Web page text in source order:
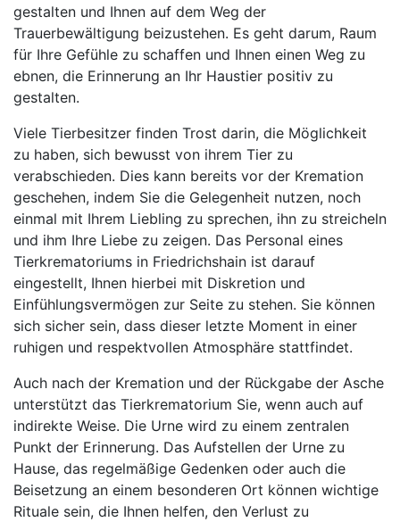
gestalten und Ihnen auf dem Weg der
Trauerbewältigung beizustehen. Es geht darum, Raum
für Ihre Gefühle zu schaffen und Ihnen einen Weg zu
ebnen, die Erinnerung an Ihr Haustier positiv zu
gestalten.
Viele Tierbesitzer finden Trost darin, die Möglichkeit
zu haben, sich bewusst von ihrem Tier zu
verabschieden. Dies kann bereits vor der Kremation
geschehen, indem Sie die Gelegenheit nutzen, noch
einmal mit Ihrem Liebling zu sprechen, ihn zu streicheln
und ihm Ihre Liebe zu zeigen. Das Personal eines
Tierkrematoriums in Friedrichshain ist darauf
eingestellt, Ihnen hierbei mit Diskretion und
Einfühlungsvermögen zur Seite zu stehen. Sie können
sich sicher sein, dass dieser letzte Moment in einer
ruhigen und respektvollen Atmosphäre stattfindet.
Auch nach der Kremation und der Rückgabe der Asche
unterstützt das Tierkrematorium Sie, wenn auch auf
indirekte Weise. Die Urne wird zu einem zentralen
Punkt der Erinnerung. Das Aufstellen der Urne zu
Hause, das regelmäßige Gedenken oder auch die
Beisetzung an einem besonderen Ort können wichtige
Rituale sein, die Ihnen helfen, den Verlust zu